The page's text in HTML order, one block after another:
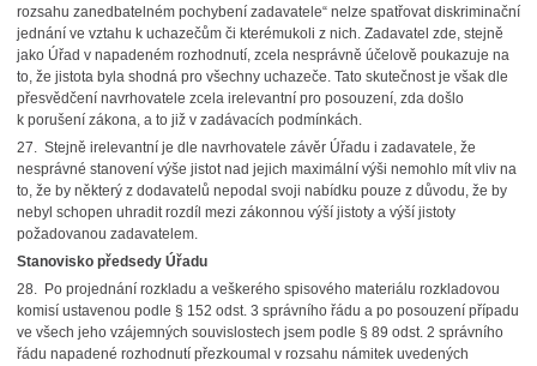
rozsahu zanedbatelném pochybení zadavatele“ nelze spatřovat diskriminační
jednání ve vztahu k uchazečům či kterémukoli z nich. Zadavatel zde, stejně
jako Úřad v napadeném rozhodnutí, zcela nesprávně účelově poukazuje na
to, že jistota byla shodná pro všechny uchazeče. Tato skutečnost je však dle
přesvědčení navrhovatele zcela irelevantní pro posouzení, zda došlo
k porušení zákona, a to již v zadávacích podmínkách.
27. Stejně irelevantní je dle navrhovatele závěr Úřadu i zadavatele, že
nesprávné stanovení výše jistot nad jejich maximální výši nemohlo mít vliv na
to, že by některý z dodavatelů nepodal svoji nabídku pouze z důvodu, že by
nebyl schopen uhradit rozdíl mezi zákonnou výší jistoty a výší jistoty
požadovanou zadavatelem.
Stanovisko předsedy Úřadu
28. Po projednání rozkladu a veškerého spisového materiálu rozkladovou
komisí ustavenou podle § 152 odst. 3 správního řádu a po posouzení případu
ve všech jeho vzájemných souvislostech jsem podle § 89 odst. 2 správního
řádu napadené rozhodnutí přezkoumal v rozsahu námitek uvedených